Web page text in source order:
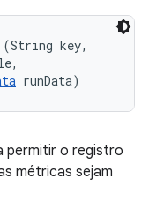
key,
runData)
permitir o registro
métricas sejam